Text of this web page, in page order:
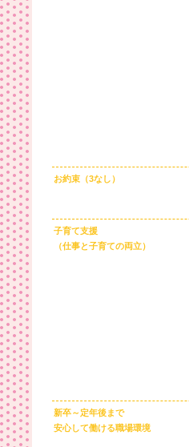
お約束（3なし）
子育て支援
（仕事と子育ての両立）
新卒～定年後まで
安心して働ける職場環境